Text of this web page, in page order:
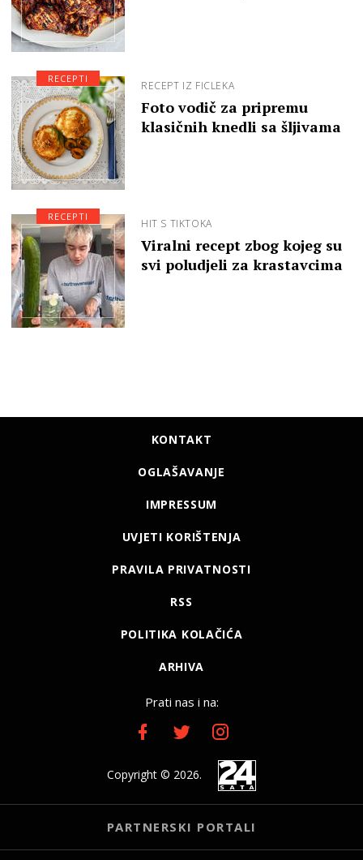
RECEPT IZ FICLEKA
Foto vodič za pripremu
klasičnih knedli sa šljivama
RECEPTI
HIT S TIKTOKA
Viralni recept zbog kojeg su
svi poludjeli za krastavcima
RECEPTI
KONTAKT
OGLAŠAVANJE
IMPRESSUM
UVJETI KORIŠTENJA
PRAVILA PRIVATNOSTI
RSS
POLITIKA KOLAČIĆA
ARHIVA
Prati nas i na:
Copyright © 2026.
PARTNERSKI PORTALI